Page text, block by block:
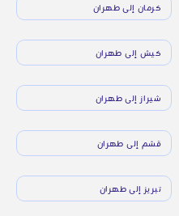
كرمان إلى طهران
كيش إلى طهران
شيراز إلى طهران
قشم إلى طهران
تبريز إلى طهران